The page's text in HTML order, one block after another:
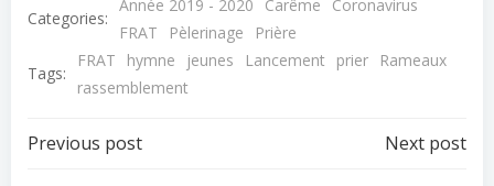
Categories:
Année 2019 - 2020 Carême
Coronavirus
FRAT
Pèlerinage
Prière
Tags:
FRAT hymne jeunes Lancement prier
Rameaux
rassemblement
Navigation
Previous post
Navigation
Next post